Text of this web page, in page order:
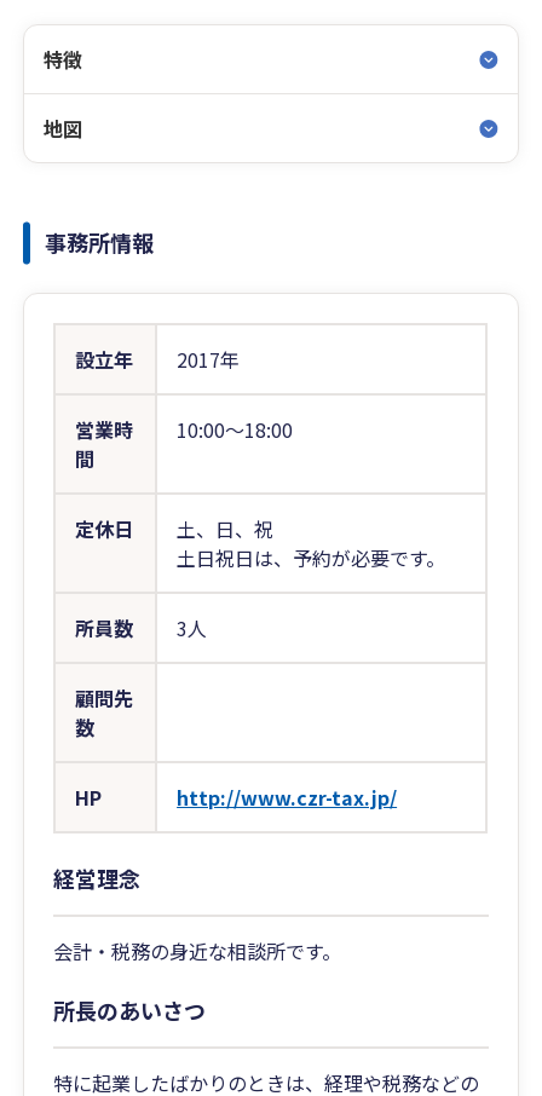
特徴
地図
事務所情報
設立年 2017年
営業時
間
10:00〜18:00
定休日
土、日、祝
土日祝日は、予約が必要です。
所員数 3人
顧問先
数
HP http://www.czr-tax.jp/
経営理念
会計・税務の身近な相談所です。
所長のあいさつ
特に起業したばかりのときは、経理や税務などの